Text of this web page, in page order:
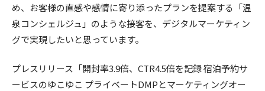
め、お客様の直感や感情に寄り添ったプランを提案する「温
泉コンシェルジュ」のような接客を、デジタルマーケティン
グで実現したいと思っています。
プレスリリース「開封率3.9倍、CTR4.5倍を記録 宿泊予約サ
ービスのゆこゆこ プライベートDMPとマーケティングオー